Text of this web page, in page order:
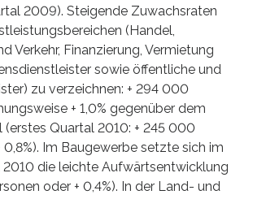
2009). Steigende Zuwachsraten
(Handel,
Verkehr, Finanzierung, Vermietung
sowie öffentliche und
zu verzeichnen: + 294 000
+ 1,0% gegenüber dem
(erstes Quartal 2010: + 245 000
0,8%). Im Baugewerbe setzte sich im
die leichte Aufwärtsentwicklung
oder + 0,4%). In der Land- und